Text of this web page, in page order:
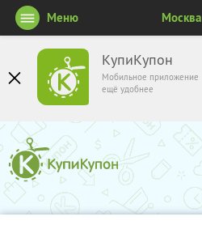
КупиКупон
Мобильное приложение
ещё удобнее
Меню Москва